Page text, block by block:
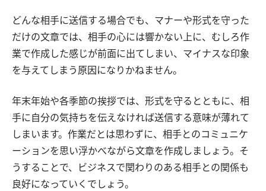
どんな相手に送信する場合でも、マナーや形式を守った
だけの文章では、相手の心には響かない上に、むしろ作
業で作成した感じが前面に出てしまい、マイナスな印象
を与えてしまう原因になりかねません。
年末年始や各季節の挨拶では、形式を守るとともに、相
手に自分の気持ちを伝えなければ送信する意味が薄れて
しまいます。作業だとは思わずに、相手とのコミュニケ
ーションを思い浮かべながら文章を作成しましょう。そ
うすることで、ビジネスで関わりのある相手との関係も
良好になっていくでしょう。